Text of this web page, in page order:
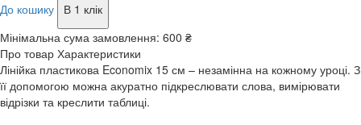
До кошику
В 1 клік
Мінімальна сума замовлення: 600 ₴
Про товар Характеристики
Лінійка пластикова Economix 15 см – незамінна на кожному уроці. З
її допомогою можна акуратно підкреслювати слова, вимірювати
відрізки та креслити таблиці.